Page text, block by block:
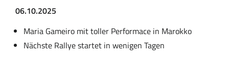
06.10.2025
Maria Gameiro mit toller Performace in Marokko
Nächste Rallye startet in wenigen Tagen